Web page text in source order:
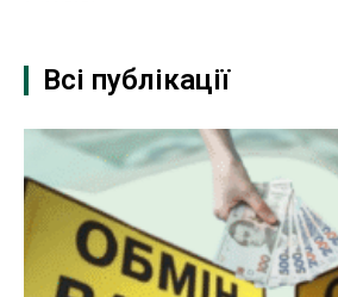
Всі публікації